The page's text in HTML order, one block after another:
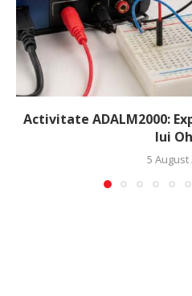
Activitate ADALM2000:
lui
5 August